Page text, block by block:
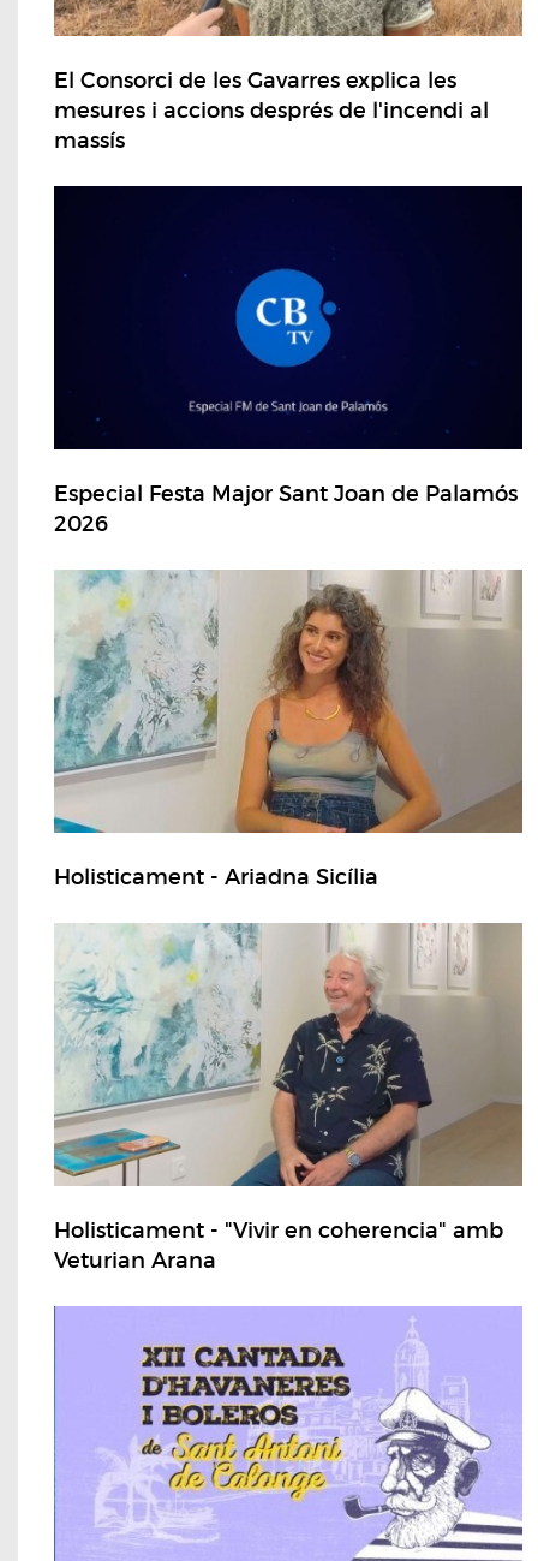
El Consorci de les Gavarres explica les
mesures i accions després de l'incendi al
massís
Especial Festa Major Sant Joan de Palamós
2026
Holisticament - Ariadna Sicília
Holisticament - "Vivir en coherencia" amb
Veturian Arana